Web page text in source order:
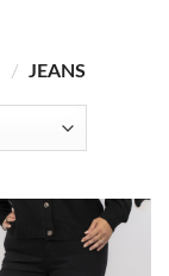
/ JEANS